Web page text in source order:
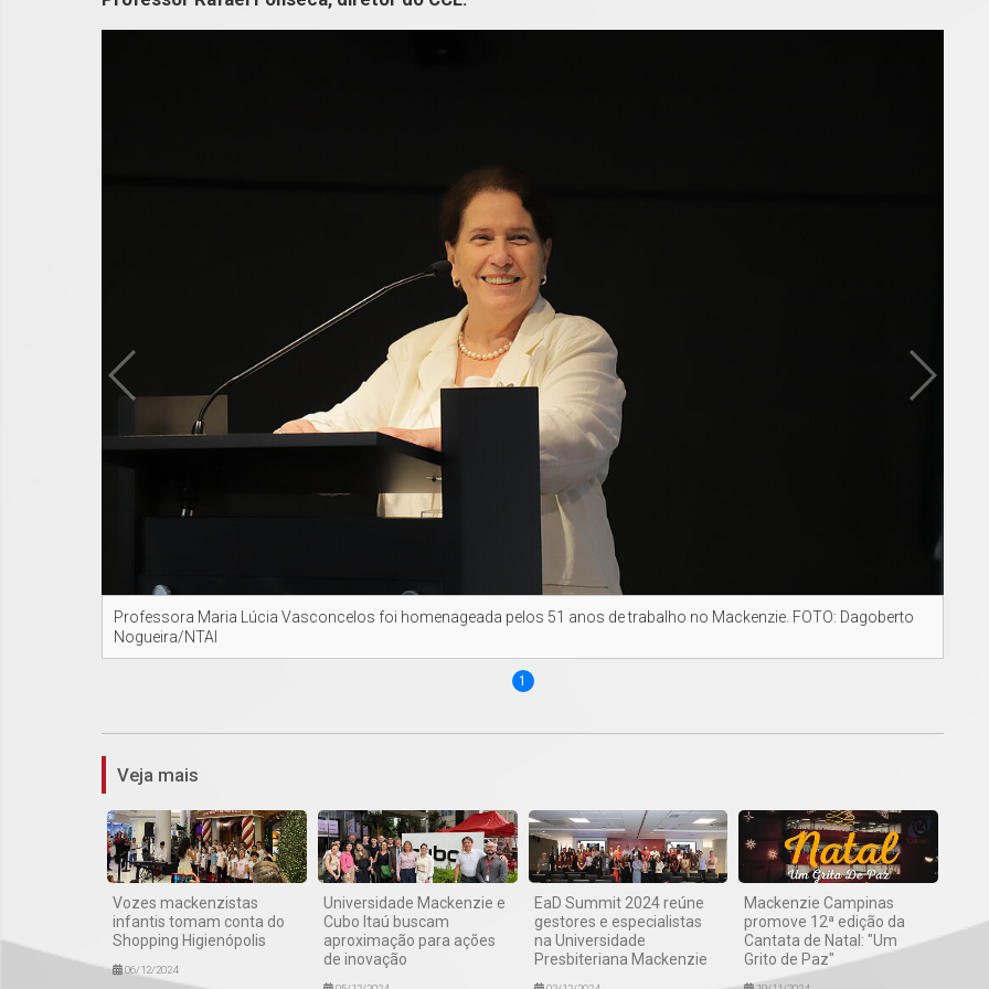
Professora Maria Lúcia Vasconcelos foi homenageada pelos 51 anos de trabalho no Mackenzie. FOTO: Dagoberto
Nogueira/NTAI
1
Veja mais
Vozes mackenzistas
infantis tomam conta do
Shopping Higienópolis
06/12/2024
Universidade Mackenzie e
Cubo Itaú buscam
aproximação para ações
de inovação
EaD Summit 2024 reúne
gestores e especialistas
na Universidade
Presbiteriana Mackenzie
Mackenzie Campinas
promove 12ª edição da
Cantata de Natal: "Um
Grito de Paz"